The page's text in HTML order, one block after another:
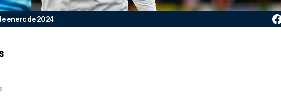
enero de 2024